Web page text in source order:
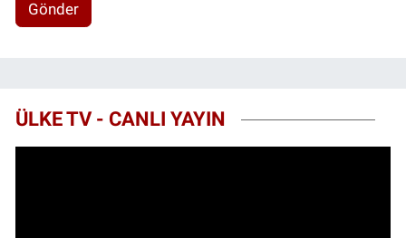
Gönder
ÜLKE TV - CANLI YAYIN